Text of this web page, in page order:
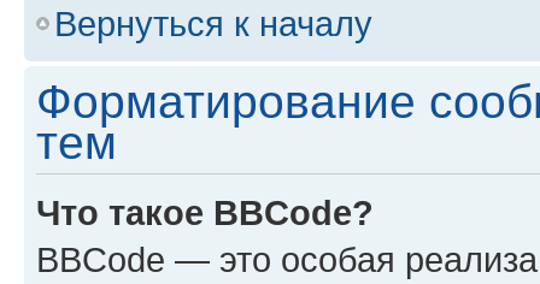
Вернуться к началу
Форматирование
тем
Что такое BBCode?
BBCode — это особая